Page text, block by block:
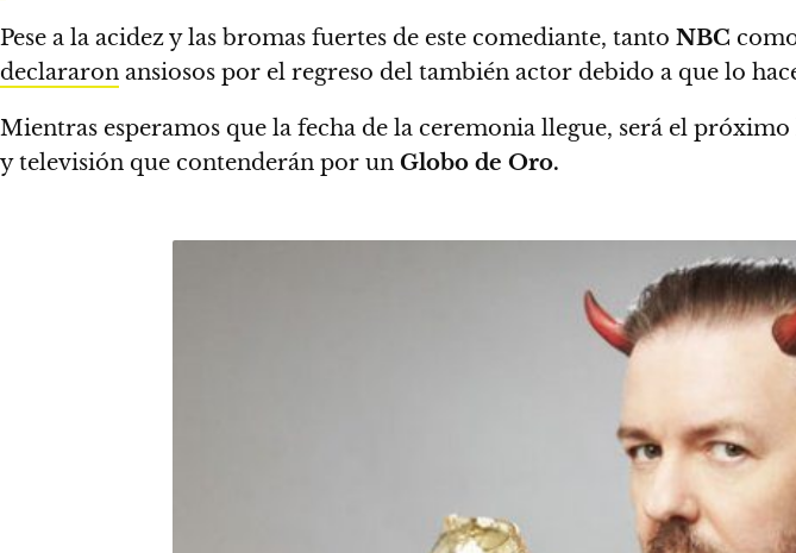
Pese a la acidez y las bromas fuertes de este comediante, tanto NBC
declararon ansiosos por el regreso del también actor debido a que lo
Mientras esperamos que la fecha de la ceremonia llegue, será el próximo
y televisión que contenderán por un Globo de Oro.